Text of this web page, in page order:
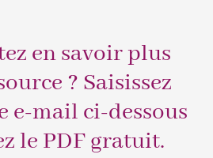
en savoir plus
? Saisissez
e-mail ci-dessous
le PDF gratuit.